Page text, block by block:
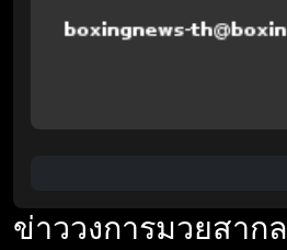
ข่าววงการมวยสากล